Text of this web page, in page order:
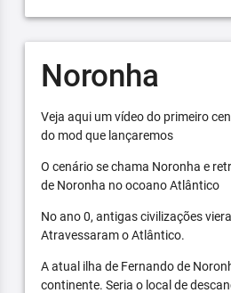
Noronha
Veja aqui um vídeo do primeiro
do mod que lançaremos
O cenário se chama Noronha e
de Noronha no ocoano Atlântico
No ano 0, antigas civilizações
Atravessaram o Atlântico.
A atual ilha de Fernando de
continente. Seria o local de